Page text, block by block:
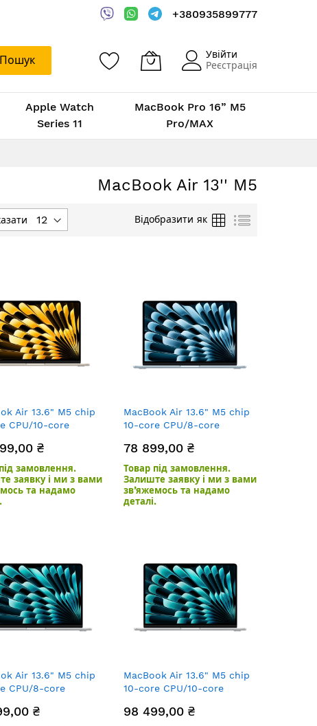
+380935899777
Пошук
Увійти
Реєстрація
Apple Watch
Series 11
MacBook Pro 16” M5
Pro/MAX
MacBook Air 13'' M5
Відобразити як ТаблицяСписок
Air 13.6" M5 chip
CPU/10-core
₴
замовлення.
заявку і ми з вами
та надамо
MacBook Air 13.6" M5 chip
10-core CPU/8-core
Blue
78 899,00 ₴
Товар під замовлення.
Залиште заявку і ми з вами
зв’яжемось та надамо
деталі.
Air 13.6" M5 chip
CPU/8-core
₴
MacBook Air 13.6" M5 chip
10-core CPU/10-core
98 499,00 ₴